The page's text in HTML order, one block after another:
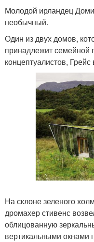
Молодой ирландец
необычный.
Один из двух домов,
принадлежит семейной
концептуалистов,
На склоне зеленого
дромахер стивенс
облицованную
вертикальными окнами